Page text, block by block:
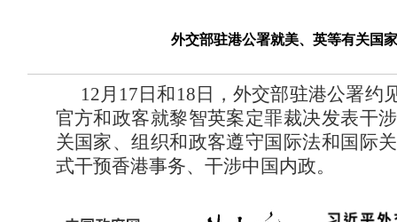
外交部驻港公署就美、英等有关国
12月17日和18日，外交部驻港公署
官方和政客就黎智英案定罪裁决发表干
关国家、组织和政客遵守国际法和国际
式干预香港事务、干涉中国内政。